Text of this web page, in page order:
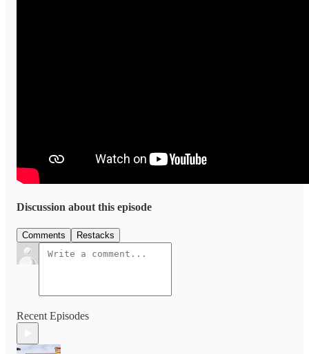
Discussion about this episode
Comments Restacks
Recent Episodes